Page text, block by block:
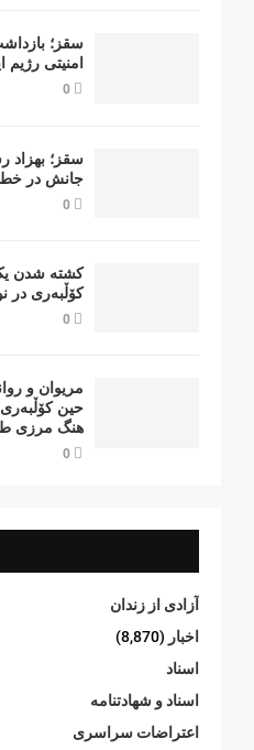
سقز؛
امنیتی رژیم
0
سقز؛ بهزاد
جانش در
0
کشتە شدن
کۆڵبەری در
0
مریوان و
حین کۆڵبەری
هنگ مرزی
0
آزادی از زندان
اخبار (8,870)
اسناد
اسناد و شهادتنامە
اعتراضات سراسری